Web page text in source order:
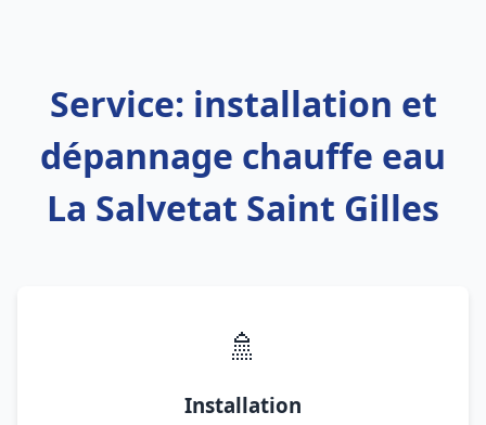
Service: installation et
dépannage chauffe eau
La Salvetat Saint Gilles
🚿
Installation